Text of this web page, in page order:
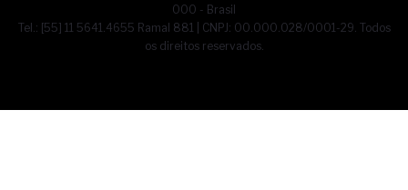
000 - Brasil
Tel.: [55] 11 5641.4655 Ramal 881 | CNPJ: 00.000.028/0001-29. Todos
os direitos reservados.